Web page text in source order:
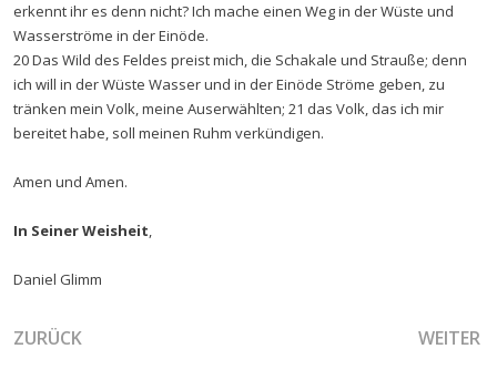
erkennt ihr es denn nicht? Ich mache einen Weg in der Wüste und
Wasserströme in der Einöde.
20 Das Wild des Feldes preist mich, die Schakale und Strauße; denn
ich will in der Wüste Wasser und in der Einöde Ströme geben, zu
tränken mein Volk, meine Auserwählten; 21 das Volk, das ich mir
bereitet habe, soll meinen Ruhm verkündigen.
Amen und Amen.
In Seiner Weisheit,
Daniel Glimm
VORHERIGER BEITRAG: DIE KRAFT DES KREUZES JESU
ZURÜCK WEITER